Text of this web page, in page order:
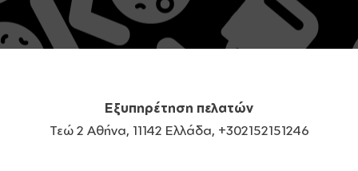
Εξυπηρέτηση πελατών
Τεώ 2 Αθήνα, 11142 Ελλάδα, +302152151246